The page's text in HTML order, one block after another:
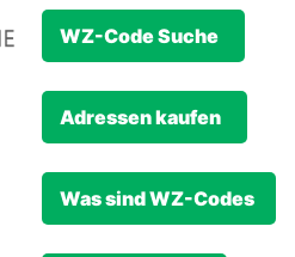
WZ-Code Suche
Adressen kaufen
Was sind WZ-Codes